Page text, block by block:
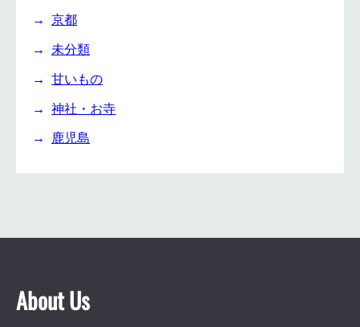
京都
未分類
甘いもの
神社・お寺
鹿児島
About Us